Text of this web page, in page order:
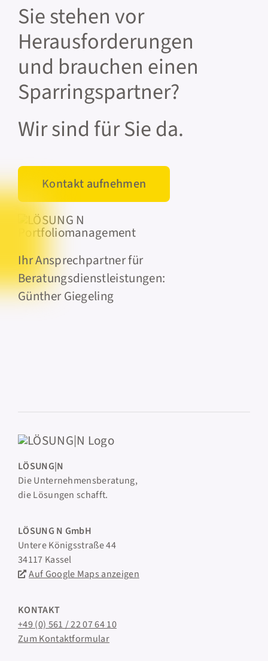
Sie stehen vor
Herausforderungen
und brauchen einen
Sparringspartner?
Wir sind für Sie da.
Kontakt aufnehmen
Ihr Ansprechpartner für
Beratungsdienstleistungen:
Günther Giegeling
LÖSUNG|N
Die Unternehmensberatung,
die Lösungen schafft.
LÖSUNG N GmbH
Untere Königsstraße 44
34117 Kassel
Auf Google Maps anzeigen
KONTAKT
+49 (0) 561 / 22 07 64 10
Zum Kontaktformular